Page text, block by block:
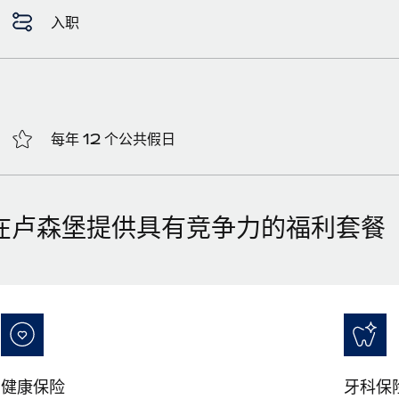
入职
每年 12 个公共假日
卢森堡提供具有竞争力的福利套餐
健康保险 牙科保